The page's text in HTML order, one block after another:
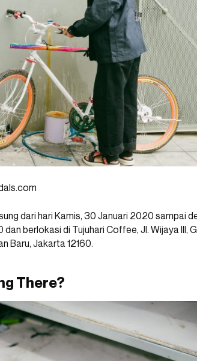
dari hari Kamis, 30 Januari 2020 sampai
dan berlokasi di Tujuhari Coffee, Jl. Wijaya III,
Baru, Jakarta 12160.
There?